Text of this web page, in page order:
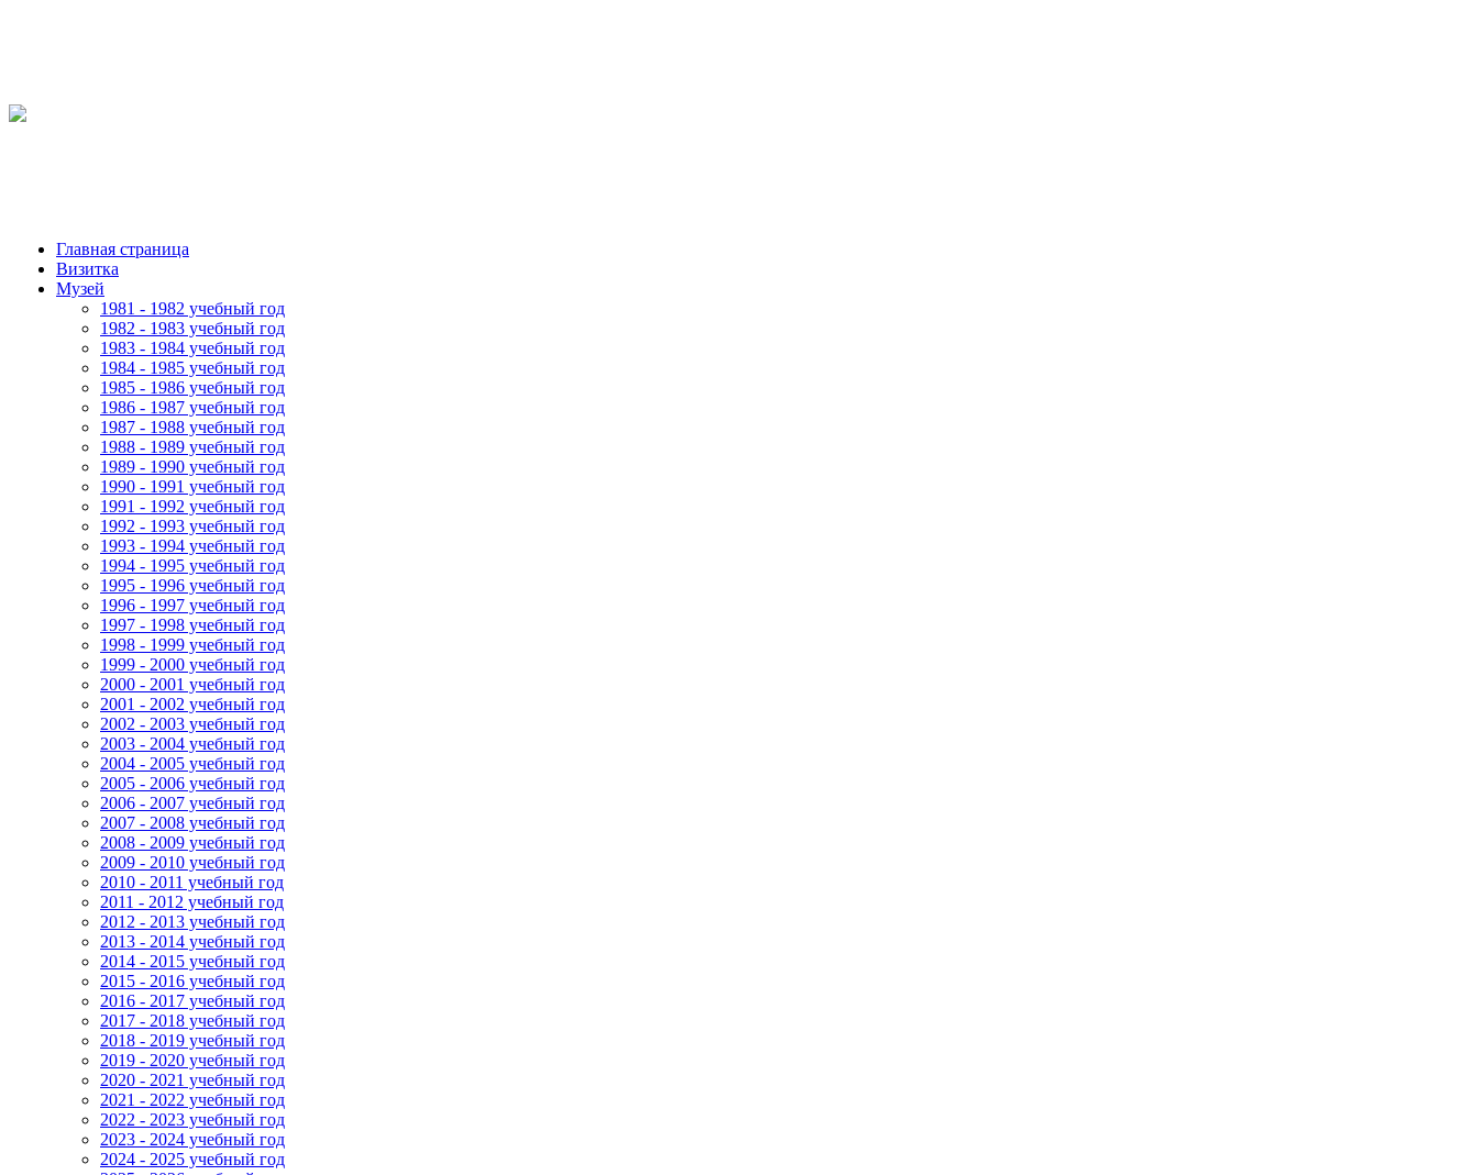
Главная страница
Визитка
Музей
1981 - 1982 учебный год
1982 - 1983 учебный год
1983 - 1984 учебный год
1984 - 1985 учебный год
1985 - 1986 учебный год
1986 - 1987 учебный год
1987 - 1988 учебный год
1988 - 1989 учебный год
1989 - 1990 учебный год
1990 - 1991 учебный год
1991 - 1992 учебный год
1992 - 1993 учебный год
1993 - 1994 учебный год
1994 - 1995 учебный год
1995 - 1996 учебный год
1996 - 1997 учебный год
1997 - 1998 учебный год
1998 - 1999 учебный год
1999 - 2000 учебный год
2000 - 2001 учебный год
2001 - 2002 учебный год
2002 - 2003 учебный год
2003 - 2004 учебный год
2004 - 2005 учебный год
2005 - 2006 учебный год
2006 - 2007 учебный год
2007 - 2008 учебный год
2008 - 2009 учебный год
2009 - 2010 учебный год
2010 - 2011 учебный год
2011 - 2012 учебный год
2012 - 2013 учебный год
2013 - 2014 учебный год
2014 - 2015 учебный год
2015 - 2016 учебный год
2016 - 2017 учебный год
2017 - 2018 учебный год
2018 - 2019 учебный год
2019 - 2020 учебный год
2020 - 2021 учебный год
2021 - 2022 учебный год
2022 - 2023 учебный год
2023 - 2024 учебный год
2024 - 2025 учебный год